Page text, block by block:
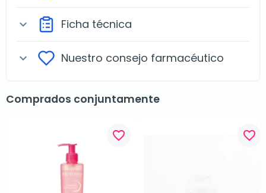
expand_more Ficha técnica
expand_more Nuestro consejo farmacéutico
Comprados conjuntamente
favorite_border favorite_border